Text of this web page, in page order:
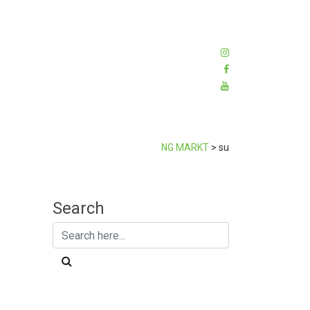
NG MARKT > su
Search